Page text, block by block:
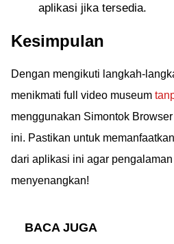
aplikasi jika tersedia.
Kesimpulan
Dengan mengikuti langkah-
menikmati full video museum
menggunakan Simontok
ini. Pastikan untuk
dari aplikasi ini agar
menyenangkan!
BACA JUGA